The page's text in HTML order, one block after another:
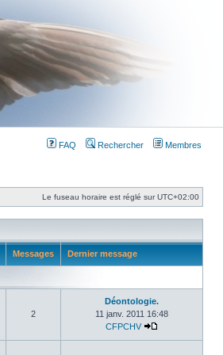
FAQ Rechercher Membres
Le fuseau horaire est réglé surUTC+02:00
Messages Dernier message
2
Déontologie.
11 janv. 2011 16:48
CFPCHV